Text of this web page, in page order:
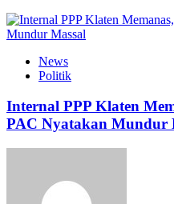
News
Politik
Internal PPP Klaten
PAC Nyatakan Mundur